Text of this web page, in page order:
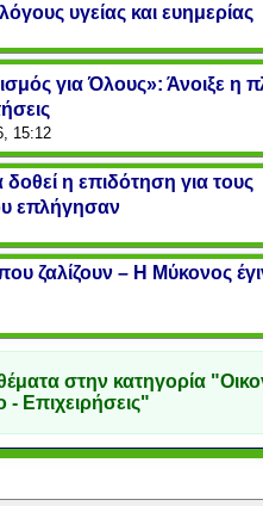
υγείας και ευημερίας
για Όλους»: Άνοιξε η
15:12
η επιδότηση για τους
επλήγησαν
ζαλίζουν – Η Μύκονος
στην κατηγορία
- Επιχειρήσεις"